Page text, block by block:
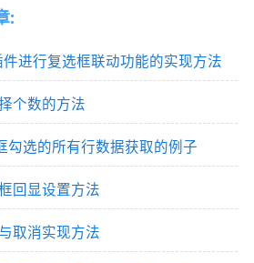
:
进行复选框联动功能的实现方法
个数的方法
选的所有行数据获取的例子
回显设置方法
取消实现方法